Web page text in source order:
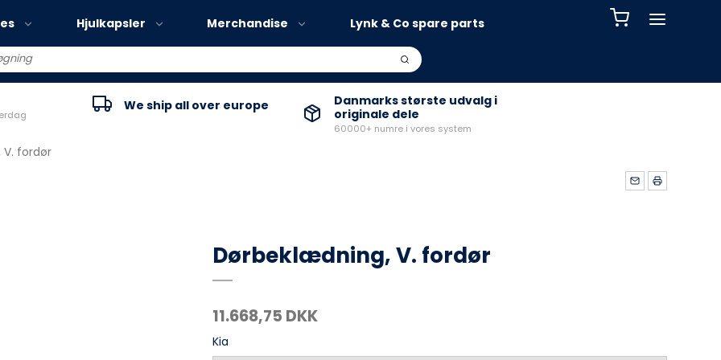
Volvo EX30
Volvo EC40
Hjulkapsler Merchandise Lynk & Co spare parts
We ship all over europe
Danmarks største udvalg i
originale dele
60000+ numre i vores system
fordør
Dørbeklædning, V. fordør
11.668,75 DKK
Kia